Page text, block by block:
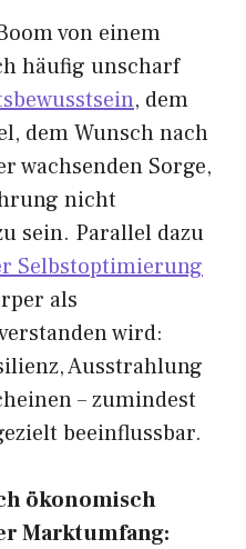
von einem
häufig unscharf
, dem
dem Wunsch nach
wachsenden Sorge,
nicht
sein. Parallel dazu
Selbstoptimierung
als
wird:
Ausstrahlung
– zumindest
beeinflussbar.
ökonomisch
Marktumfang: